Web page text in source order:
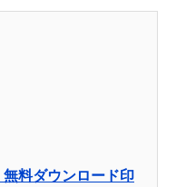
料ダウンロード印